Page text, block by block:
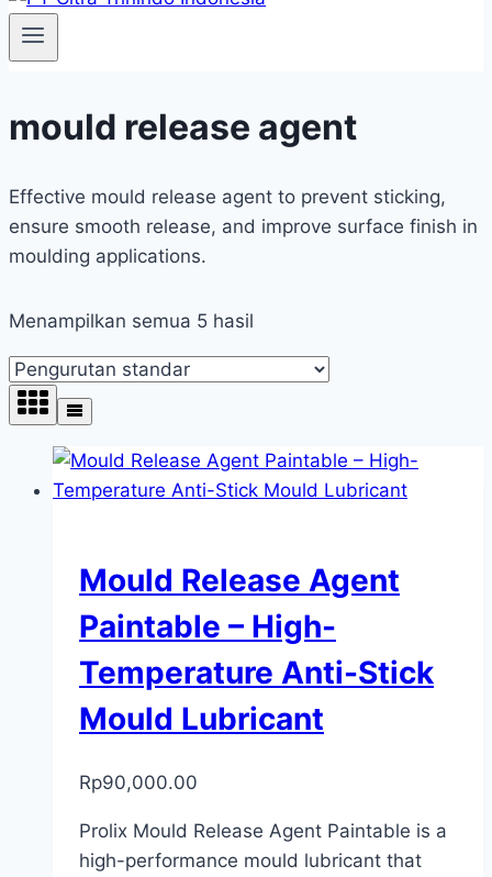
mould release agent
Effective mould release agent to prevent sticking,
ensure smooth release, and improve surface finish in
moulding applications.
Menampilkan semua 5 hasil
Mould Release Agent
Paintable – High-
Temperature Anti-Stick
Mould Lubricant
Rp90,000.00
Prolix Mould Release Agent Paintable is a
high-performance mould lubricant that